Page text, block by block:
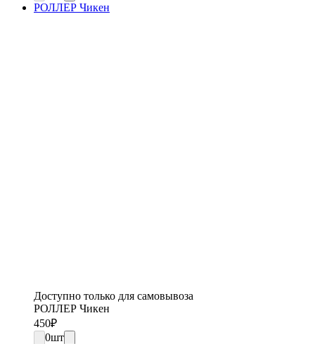
РОЛЛЕР Чикен
Доступно только для самовывоза
РОЛЛЕР Чикен
450₽
0шт